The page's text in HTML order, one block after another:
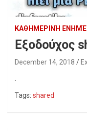
ΚΑΘΗΜΕΡΙΝΉ
Εξοδούχος
December 14, 2018
.
Tags: shared